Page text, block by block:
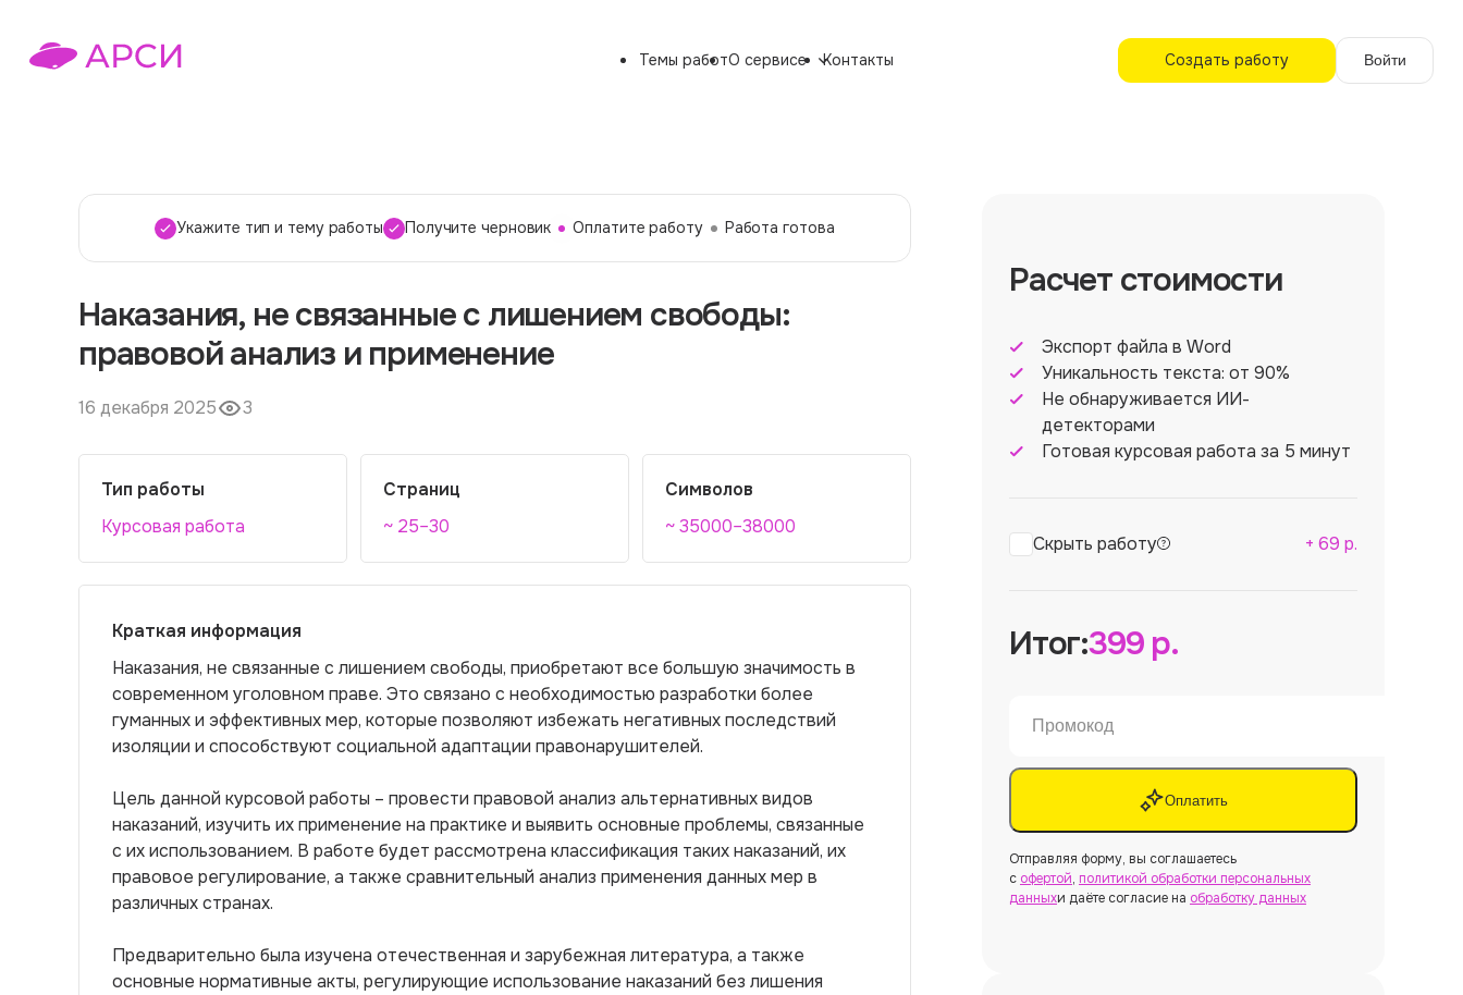
Темы работО сервисе Контакты Создать работу Войти
Укажите тип и тему работы Получите черновик Оплатите работу Работа готова
Наказания, не связанные с лишением свободы:
правовой анализ и применение
16 декабря 2025 3
Тип работы
Курсовая работа
Страниц
~ 25–30
Символов
~ 35000–38000
Краткая информация
Наказания, не связанные с лишением свободы, приобретают все большую значимость в
современном уголовном праве. Это связано с необходимостью разработки более
гуманных и эффективных мер, которые позволяют избежать негативных последствий
изоляции и способствуют социальной адаптации правонарушителей.
Цель данной курсовой работы – провести правовой анализ альтернативных видов
наказаний, изучить их применение на практике и выявить основные проблемы, связанные
с их использованием. В работе будет рассмотрена классификация таких наказаний, их
правовое регулирование, а также сравнительный анализ применения данных мер в
различных странах.
Предварительно была изучена отечественная и зарубежная литература, а также
основные нормативные акты, регулирующие использование наказаний без лишения
Расчет стоимости
Экспорт файла в Word
Уникальность текста: от 90%
Не обнаруживается ИИ-
детекторами
Готовая курсовая работа за 5 минут
Скрыть работу + 69 р.
Итог:399р.
Оплатить
Отправляя форму, вы соглашаетесь
с офертой, политикой обработки персональных
данныхи даёте согласие на обработку данных